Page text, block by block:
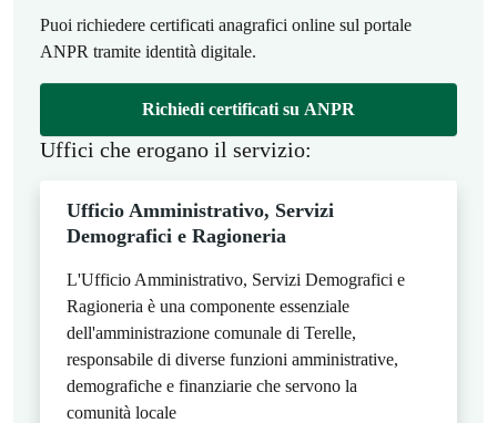
Puoi richiedere certificati anagrafici online sul portale
ANPR tramite identità digitale.
Richiedi certificati su ANPR
Uffici che erogano il servizio:
Ufficio Amministrativo, Servizi
Demografici e Ragioneria
L'Ufficio Amministrativo, Servizi Demografici e
Ragioneria è una componente essenziale
dell'amministrazione comunale di Terelle,
responsabile di diverse funzioni amministrative,
demografiche e finanziarie che servono la
comunità locale